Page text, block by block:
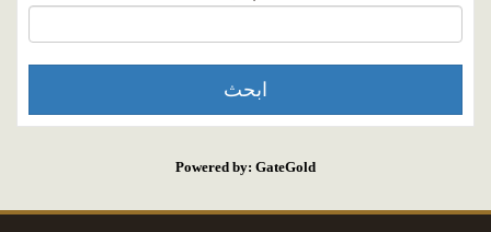
Powered by: GateGold